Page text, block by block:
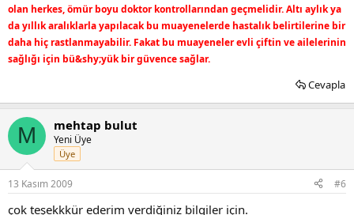
olan herkes, ömür boyu doktor kontrollarından geçmelidir. Altı aylık ya
da yıllık aralıklarla yapılacak bu muayenelerde hastalık belirtilerine bir
daha hiç rastlanmayabilir. Fakat bu muayeneler evli çiftin ve ailelerinin
sağlığı için bü&shy;yük bir güvence sağlar.
Cevapla
M mehtap bulut
Yeni Üye
Üye
13 Kasım 2009 #6
çok teşekkkür ederim verdiğiniz bilgiler için.